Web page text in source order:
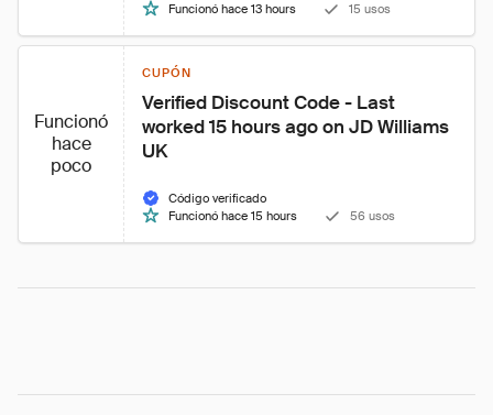
Funcionó hace 13 hours
15 usos
Funcionó
hace
poco
CUPÓN
Verified Discount Code - Last
worked 15 hours ago on JD Williams
UK
Código verificado
Funcionó hace 15 hours
56 usos